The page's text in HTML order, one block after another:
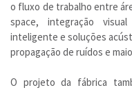
o fluxo de trabalho entre
space, integração
inteligente e soluções
propagação de ruídos e
O projeto da fábrica